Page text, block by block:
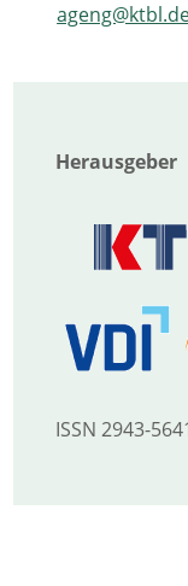
Herausgeber
ISSN 2943-